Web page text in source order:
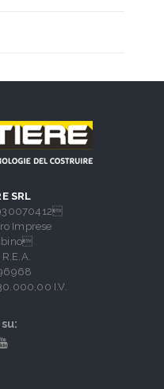
SRL
Imprese
I.V.